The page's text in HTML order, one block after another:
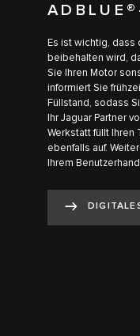
Es ist wichtig, dass
beibehalten wird,
Sie Ihren Motor
informiert Sie
Füllstand, sodass
Ihr Jaguar Partner
Werkstatt füllt Ihren
ebenfalls auf.
Ihrem